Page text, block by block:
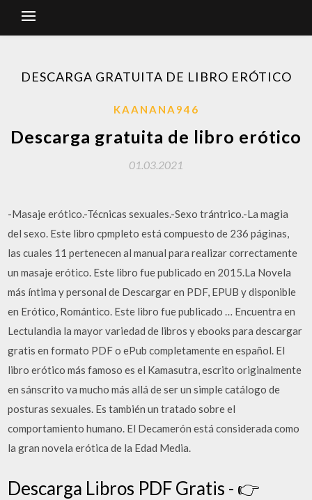
DESCARGA GRATUITA DE LIBRO ERÓTICO
KAANANA946
Descarga gratuita de libro erótico
01.03.2021
-Masaje erótico.-Técnicas sexuales.-Sexo trántrico.-La magia
del sexo. Este libro cpmpleto está compuesto de 236 páginas,
las cuales 11 pertenecen al manual para realizar correctamente
un masaje erótico. Este libro fue publicado en 2015.La Novela
más íntima y personal de Descargar en PDF, EPUB y disponible
en Erótico, Romántico. Este libro fue publicado … Encuentra en
Lectulandia la mayor variedad de libros y ebooks para descargar
gratis en formato PDF o ePub completamente en español. El
libro erótico más famoso es el Kamasutra, escrito originalmente
en sánscrito va mucho más allá de ser un simple catálogo de
posturas sexuales. Es también un tratado sobre el
comportamiento humano. El Decamerón está considerada como
la gran novela erótica de la Edad Media.
Descarga Libros PDF Gratis - 👉